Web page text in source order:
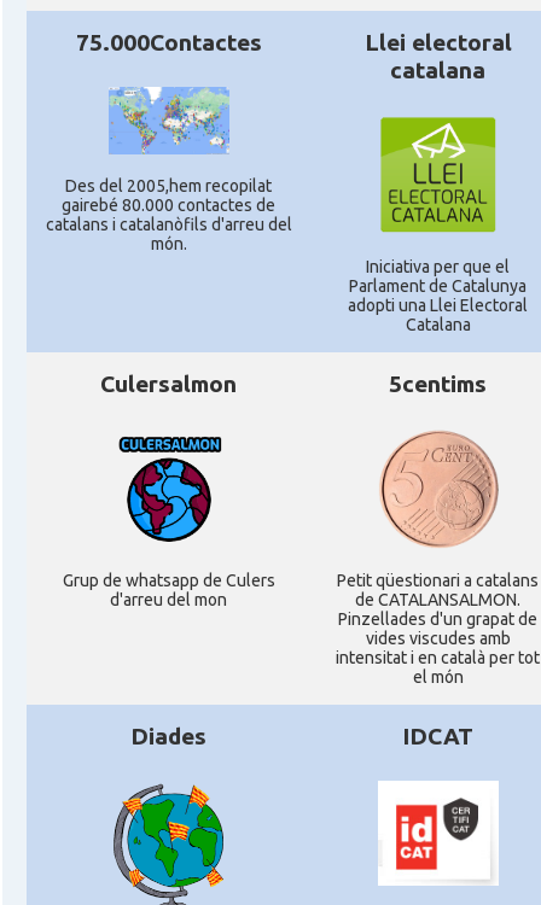
75.000Contactes
Des del 2005,hem recopilat
gairebé 80.000 contactes de
catalans i catalanòfils d'arreu del
món.
Llei electoral
catalana
Iniciativa per que el
Parlament de Catalunya
adopti una Llei Electoral
Catalana
Culersalmon
Grup de whatsapp de Culers
d'arreu del mon
5centims
Petit qüestionari a catalans
de CATALANSALMON.
Pinzellades d'un grapat de
vides viscudes amb
intensitat i en català per tot
el món
Diades IDCAT